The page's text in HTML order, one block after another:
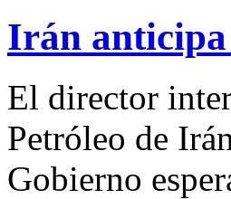
Irán anticipa
El director
Petróleo de
Gobierno